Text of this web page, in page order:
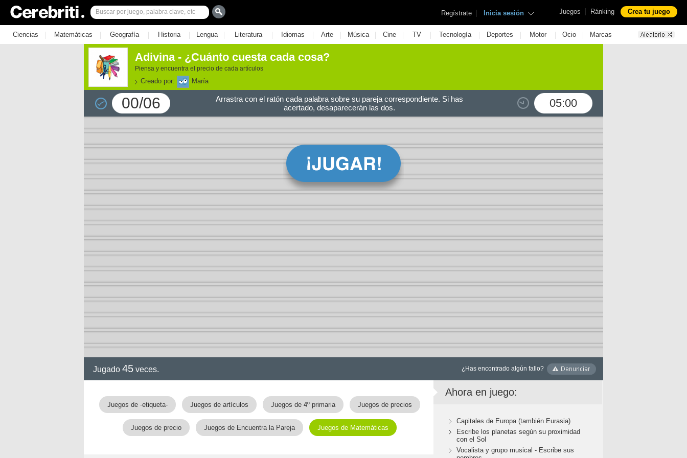
Juegos | Ránking Crea tu juego
Regístrate | Inicia sesión
Ciencias | Matemáticas | Geografía | Historia | Lengua | Literatura | Idiomas | Arte | Música | Cine | TV | Tecnología | Deportes | Motor | Ocio | Marcas
Adivina - ¿Cuánto cuesta cada cosa?
Piensa y encuentra el precio de cada artículos
Creado por: María
00/06 05:00
Arrastra con el ratón cada palabra sobre su pareja correspondiente. Si has
acertado, desaparecerán las dos.
Jugado 45 veces. ¿Has encontrado algún fallo?
Juegos de -etiqueta- Juegos de artículos Juegos de 4º primaria Juegos de precios
Juegos de precio Juegos de Encuentra la Pareja Juegos de Matemáticas
Ahora en juego:
Capitales de Europa (también Eurasia)
Escribe los planetas según su proximidad
con el Sol
Vocalista y grupo musical - Escribe sus